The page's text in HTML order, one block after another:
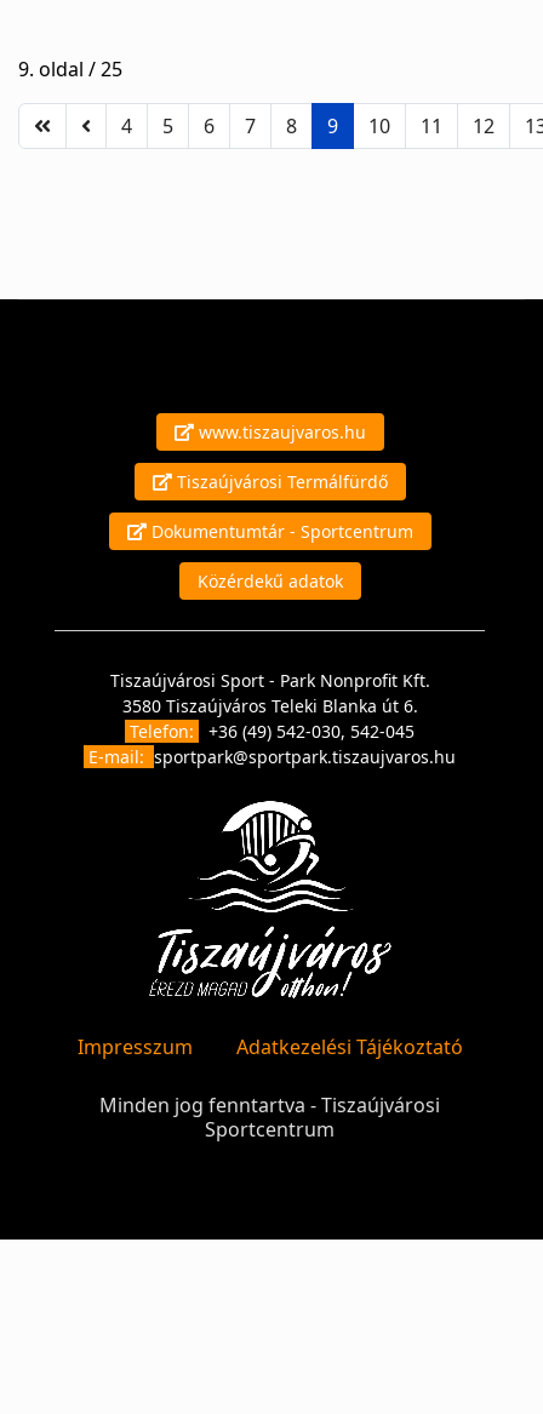
9. oldal / 25
4 5 6 7 8 9 10 11 12
www.tiszaujvaros.hu
Tiszaújvárosi Termálfürdő
Dokumentumtár - Sportcentrum
Közérdekű adatok
Tiszaújvárosi Sport - Park Nonprofit Kft.
3580 Tiszaújváros Teleki Blanka út 6.
Telefon:
+36 (49) 542-030, 542-045
E-mail: sportpark@sportpark.tiszaujvaros.hu
Impresszum Adatkezelési Tájékoztató
Minden jog fenntartva - Tiszaújvárosi
Sportcentrum